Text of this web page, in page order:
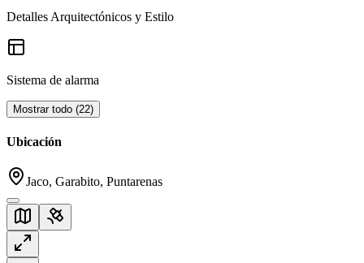
Detalles Arquitectónicos y Estilo
Sistema de alarma
Mostrar todo (22)
Ubicación
Jaco, Garabito, Puntarenas